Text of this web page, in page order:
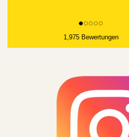
1,975 Bewertungen